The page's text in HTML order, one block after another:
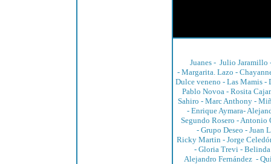
Juanes - Julio Jaramillo
- Margarita. Lazo -
Dulce veneno - Las Mamis-
Pablo Novoa - Rosita
Sahiro - Marc Anthony -
- Enrique Aymara-
Segundo Rosero -Antonio
- Grupo Deseo - Juan
Ricky Martin - Jorge
- Gloria Trevi- Belinda
Alejandro Fernández -